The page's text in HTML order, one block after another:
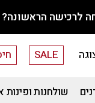
SALE
שולחנות ופינות